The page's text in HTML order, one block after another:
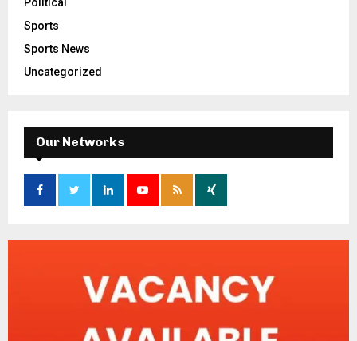
Political
Sports
Sports News
Uncategorized
Our Networks